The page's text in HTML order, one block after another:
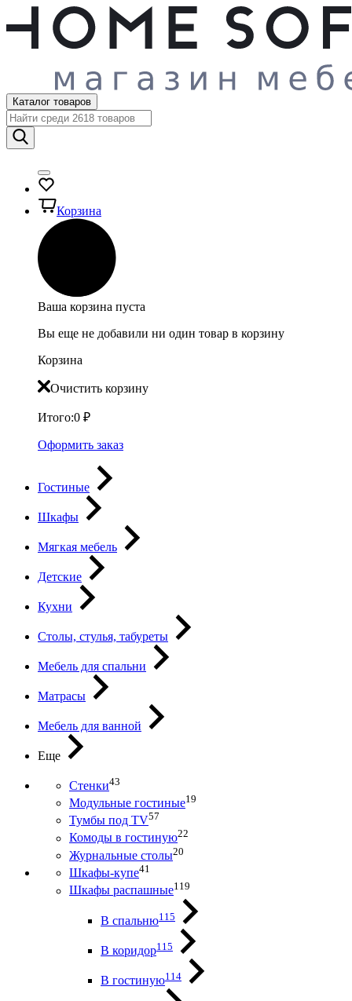
Каталог товаров
Корзина
Ваша корзина пуста
Вы еще не добавили ни один товар в корзину
Корзина
Очистить корзину
Итого:0 ₽
Оформить заказ
Гостиные
Шкафы
Мягкая мебель
Детские
Кухни
Столы, стулья, табуреты
Мебель для спальни
Матрасы
Мебель для ванной
Еще
Стенки43
Модульные гостиные19
Тумбы под ТV57
Комоды в гостиную22
Журнальные столы20
Шкафы-купе41
Шкафы распашные119
В спальню115
В коридор115
В гостиную114